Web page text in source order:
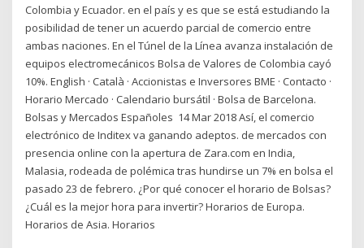
Colombia y Ecuador. en el país y es que se está estudiando la
posibilidad de tener un acuerdo parcial de comercio entre
ambas naciones. En el Túnel de la Línea avanza instalación de
equipos electromecánicos Bolsa de Valores de Colombia cayó
10%. English · Català · Accionistas e Inversores BME · Contacto ·
Horario Mercado · Calendario bursátil · Bolsa de Barcelona.
Bolsas y Mercados Españoles 14 Mar 2018 Así, el comercio
electrónico de Inditex va ganando adeptos. de mercados con
presencia online con la apertura de Zara.com en India,
Malasia, rodeada de polémica tras hundirse un 7% en bolsa el
pasado 23 de febrero. ¿Por qué conocer el horario de Bolsas?
¿Cuál es la mejor hora para invertir? Horarios de Europa.
Horarios de Asia. Horarios